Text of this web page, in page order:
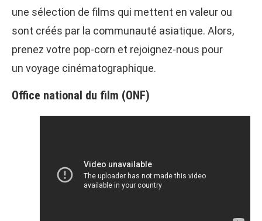
une sélection de films qui mettent en valeur ou
sont créés par la communauté asiatique. Alors,
prenez votre pop-corn et rejoignez-nous pour
un voyage cinématographique.
Office national du film (ONF)